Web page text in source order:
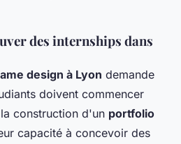
des internships dans
design à Lyon demande
doivent commencer
construction d'un portfolio
capacité à concevoir des